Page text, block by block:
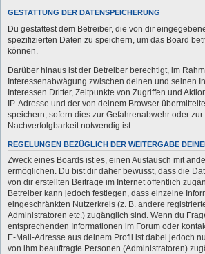
GESTATTUNG DER DATENSPEICHERUNG
Du gestattest dem Betreiber, die von dir
spezifizierten Daten zu speichern, um das Board
können.
Darüber hinaus ist der Betreiber berechtigt, im
Interessenabwägung zwischen deinen und seinen
Interessen Dritter, Zeitpunkte von Zugriffen und
IP-Adresse und der von deinem Browser
speichern, sofern dies zur Gefahrenabwehr oder zur
Nachverfolgbarkeit notwendig ist.
REGELUNGEN BEZÜGLICH DER WEITERGABE
Zweck eines Boards ist es, einen Austausch mit
ermöglichen. Du bist dir daher bewusst, dass die
von dir erstellten Beiträge im Internet öffentlich
Betreiber kann jedoch festlegen, dass einzelne
eingeschränkten Nutzerkreis (z. B. andere
Administratoren etc.) zugänglich sind. Wenn du
entsprechenden Informationen im Forum oder
E-Mail-Adresse aus deinem Profil ist dabei jedoch
von ihm beauftragte Personen (Administratoren)